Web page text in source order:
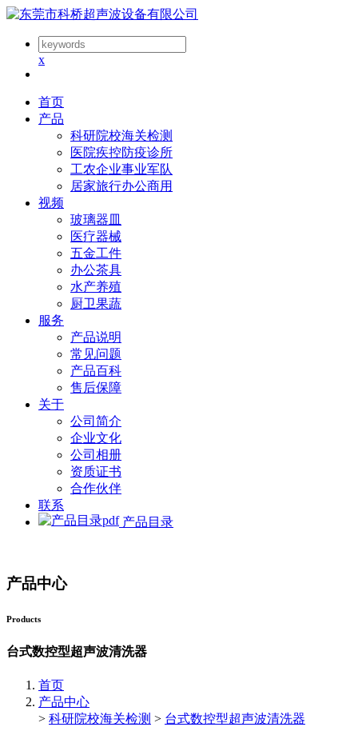
x
首页
产品
科研院校海关检测
医院疾控防疫诊所
工农企业事业军队
居家旅行办公商用
视频
玻璃器皿
医疗器械
五金工件
办公茶具
水产养殖
厨卫果蔬
服务
产品说明
常见问题
产品百科
售后保障
关于
公司简介
企业文化
公司相册
资质证书
合作伙伴
联系
产品目录
产品中心
Products
台式数控型超声波清洗器
首页
产品中心
> 科研院校海关检测 > 台式数控型超声波清洗器